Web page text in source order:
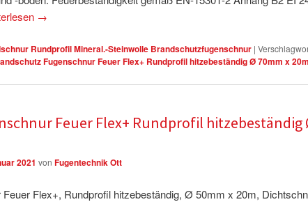
→
Rundprofil Mineral.-Steinwolle Brandschutzfugenschnur |
Fugenschnur Feuer Flex+ Rundprofil hitzebeständig Ø 70mm x 20m
Feuer Flex+ Rundprofil hitzebeständig
2021 von Fugentechnik Ott
Flex+, Rundprofil hitzebeständig, Ø 50mm x 20m,